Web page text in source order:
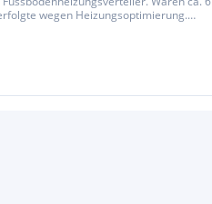
wegen Heizungsoptimierung.